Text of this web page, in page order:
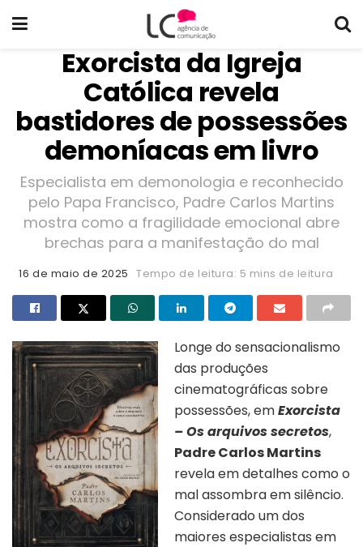
Exorcista da Igreja
Católica revela
bastidores de possessões
demoníacas em livro
Especialista em demonologia e reconhecido
pelo Papa Francisco, Padre Carlos Martins
mostra como a fragilidade emocional abre
brechas para a manifestação do mal
16 de maio de 2025 Tempo de leitura: 5 mins de leitura
Longe do sensacionalismo
das produções
cinematográficas sobre
possessões, emExorcista
– Os arquivos secretos,
Padre Carlos Martins
revela em detalhes como o
mal assombra em silêncio.
Considerado um dos
maiores especialistas em